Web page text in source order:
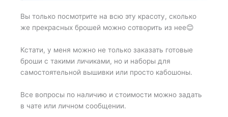
Вы только посмотрите на всю эту красоту, сколько
же прекрасных брошей можно сотворить из нее😊
Кстати, у меня можно не только заказать готовые
броши с такими личиками, но и наборы для
самостоятельной вышивки или просто кабошоны.
Все вопросы по наличию и стоимости можно задать
в чате или личном сообщении.